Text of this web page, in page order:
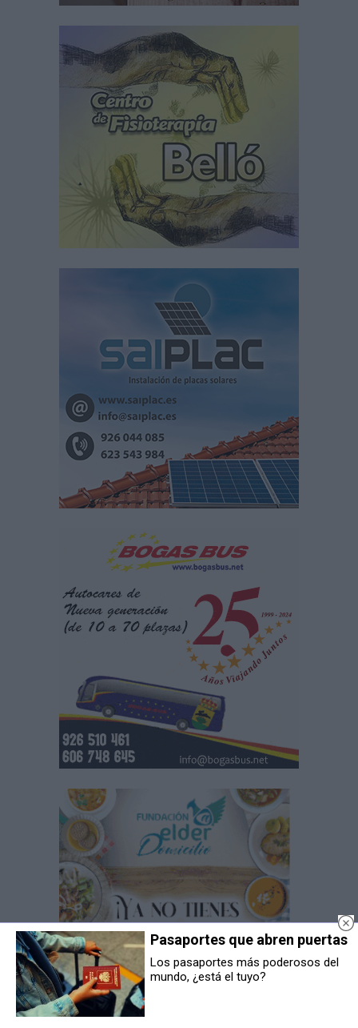
Pasaportes que abren puertas
Los pasaportes más poderosos del
mundo, ¿está el tuyo?